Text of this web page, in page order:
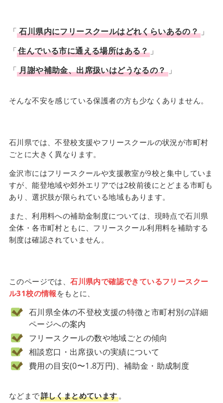
「石川県内にフリースクールはどれくらいあるの？ 」
「住んでいる市に通える場所はある？」
「月謝や補助金、出席扱いはどうなるの？」
そんな不安を感じている保護者の方も少なくありません。
石川県では、不登校支援やフリースクールの状況が市町村
ごとに大きく異なります。
金沢市にはフリースクールや支援教室が9校と集中していま
すが、能登地域や郊外エリアでは2校前後にとどまる市町も
あり、選択肢が限られている地域もあります。
また、利用料への補助金制度については、現時点で石川県
全体・各市町村ともに、フリースクール利用料を補助する
制度は確認されていません。
このページでは、石川県内で確認できているフリースクー
ル31校の情報 をもとに、
石川県全体の不登校支援の特徴と市町村別の詳細
ページへの案内
フリースクールの数や地域ごとの傾向
相談窓口・出席扱いの実績について
費用の目安(0〜1.8万円)、補助金・助成制度
などまで詳しくまとめています。